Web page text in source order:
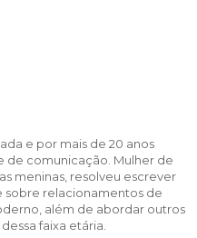
e por mais de 20 anos
de comunicação. Mulher de
meninas, resolveu escrever
sobre relacionamentos de
além de abordar outros
faixa etária.